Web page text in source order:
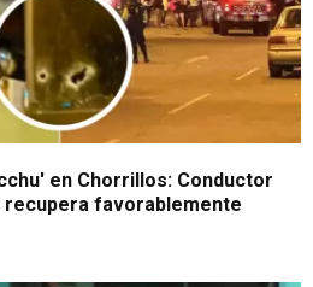
en Chorrillos: Conductor
favorablemente